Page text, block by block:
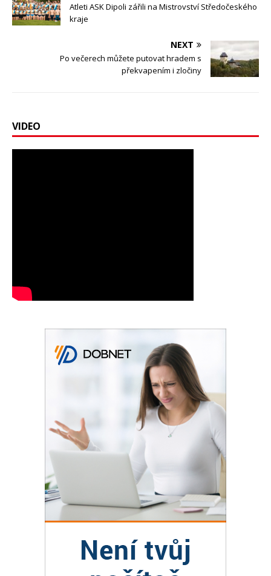
Atleti ASK Dipoli zářili na Mistrovství Středočeského
kraje
NEXT
Po večerech můžete putovat hradem s
překvapením i zločiny
VIDEO